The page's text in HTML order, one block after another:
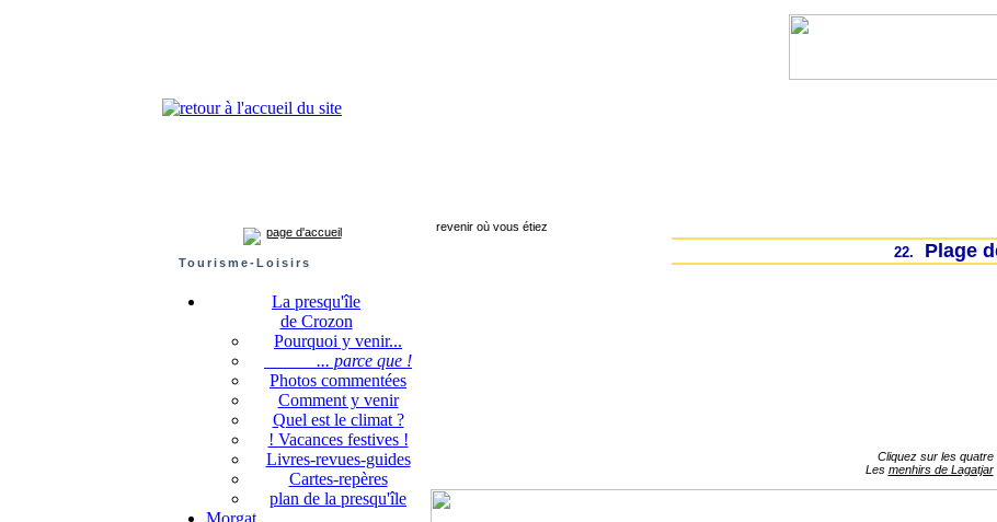
page d'accueil
Tourisme-Loisirs
La presqu'île
de Crozon
Pourquoi y venir...
... parce que !
Photos commentées
Comment y venir
Quel est le climat ?
! Vacances festives !
Livres-revues-guides
Cartes-repères
plan de la presqu'île
Morgat
revenir où vous étiez
22. Plage
Cliquez sur les quatre
Les menhirs de Lagatjar